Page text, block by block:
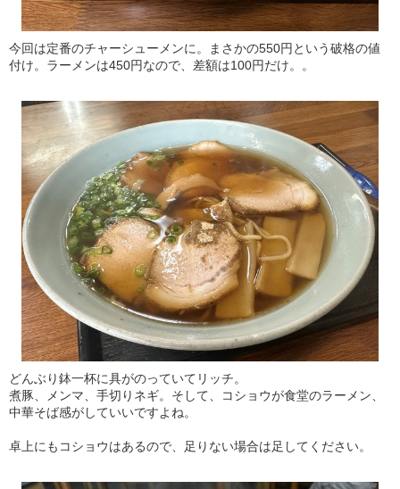
今回は定番のチャーシューメンに。まさかの550円という破格の値
付け。ラーメンは450円なので、差額は100円だけ。。
どんぶり鉢一杯に具がのっていてリッチ。
煮豚、メンマ、手切りネギ。そして、コショウが食堂のラーメン、
中華そば感がしていいですよね。
卓上にもコショウはあるので、足りない場合は足してください。